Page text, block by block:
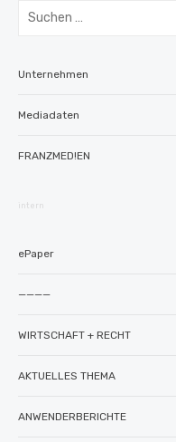
Suchen
Unternehmen
Mediadaten
FRANZMED!EN
intern
ePaper
————
WIRTSCHAFT + RECHT
AKTUELLES THEMA
ANWENDERBERICHTE